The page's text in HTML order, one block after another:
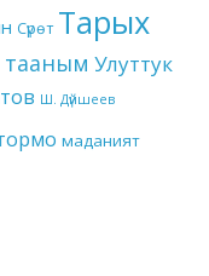
Сүрөт Тарых
тааным Улуттук
Ш. Дүйшеев
маданият